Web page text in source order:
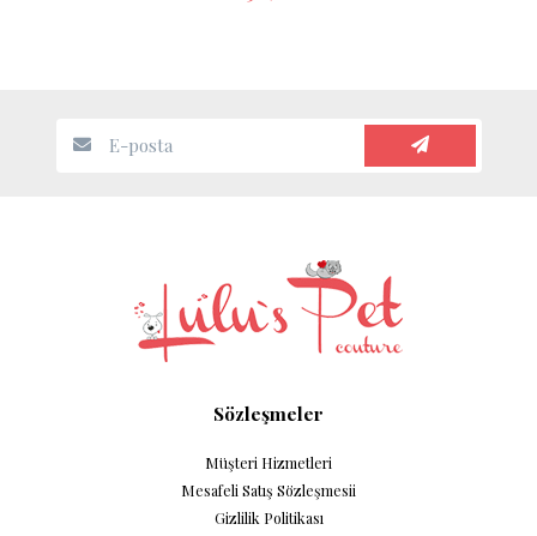
Sözleşmeler
Müşteri Hizmetleri
Mesafeli Satış Sözleşmesii
Gizlilik Politikası